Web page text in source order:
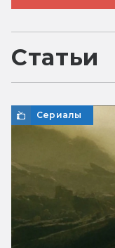
Статьи
Сериалы